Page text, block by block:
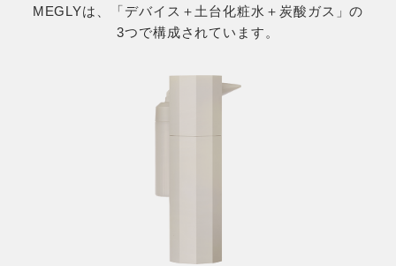
MEGLYは、「デバイス＋土台化粧水＋炭酸ガス」の
3つで構成されています。